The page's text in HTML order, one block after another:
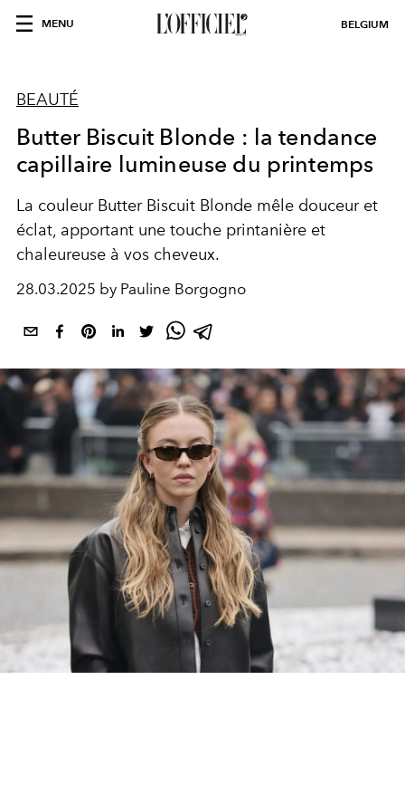
MENU BELGIUM
BEAUTÉ
Butter Biscuit Blonde : la tendance
capillaire lumineuse du printemps
La couleur Butter Biscuit Blonde mêle douceur et
éclat, apportant une touche printanière et
chaleureuse à vos cheveux.
28.03.2025 by Pauline Borgogno